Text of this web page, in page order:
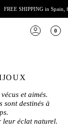
SHIPPING in Spain, for
0
et aimés.
sont destinés à
leur éclat naturel.